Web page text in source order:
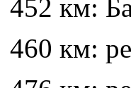
452 км:
460 км: